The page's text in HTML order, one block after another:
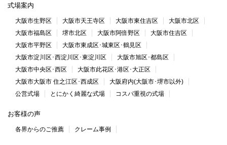
式場案内
大阪市生野区 大阪市天王寺区 大阪市東住吉区
大阪市北区
大阪市福島区
堺市北区 大阪市阿倍野区
大阪市住吉区
大阪市平野区
大阪市東成区･城東区･鶴見区
大阪市淀川区･西淀川区･東淀川区
大阪市旭区･都島区
大阪市中央区･西区
大阪市此花区･港区･大正区
大阪市大阪市 住之江区･西成区
大阪府内(大阪市･堺市以外)
公営式場
とにかく綺麗な式場 コスパ重視の式場
お客様の声
各界からのご推薦 クレーム事例